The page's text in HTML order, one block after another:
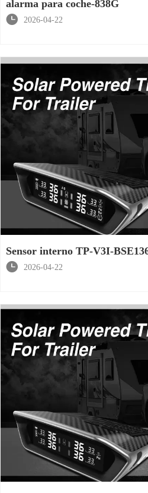
alarma para coche-838G

2026-04-22
Sensor interno TP-V3I-

2026-04-22